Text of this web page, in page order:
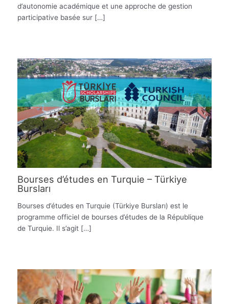
d’autonomie académique et une approche de gestion
participative basée sur […]
Bourses d’études en Turquie – Türkiye
Bursları
Bourses d’études en Turquie (Türkiye Bursları) est le
programme officiel de bourses d’études de la République
de Turquie. Il s’agit […]